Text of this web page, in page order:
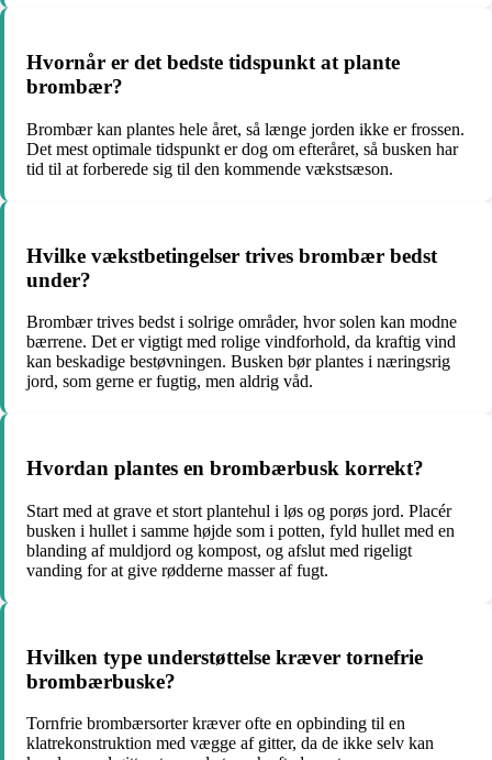
Hvornår er det bedste tidspunkt at plante
brombær?
Brombær kan plantes hele året, så længe jorden ikke er frossen.
Det mest optimale tidspunkt er dog om efteråret, så busken har
tid til at forberede sig til den kommende vækstsæson.
Hvilke vækstbetingelser trives brombær bedst
under?
Brombær trives bedst i solrige områder, hvor solen kan modne
bærrene. Det er vigtigt med rolige vindforhold, da kraftig vind
kan beskadige bestøvningen. Busken bør plantes i næringsrig
jord, som gerne er fugtig, men aldrig våd.
Hvordan plantes en brombærbusk korrekt?
Start med at grave et stort plantehul i løs og porøs jord. Placér
busken i hullet i samme højde som i potten, fyld hullet med en
blanding af muldjord og kompost, og afslut med rigeligt
vanding for at give rødderne masser af fugt.
Hvilken type understøttelse kræver tornefrie
brombærbuske?
Tornfrie brombærsorter kræver ofte en opbinding til en
klatrekonstruktion med vægge af gitter, da de ikke selv kan